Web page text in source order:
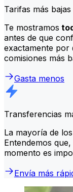
Tarifas más bajas
Te mostramos
antes de que
exactamente por
comisiones más
Gasta menos
Transferencias
La mayoría de
Entendemos
momento es
Envía más